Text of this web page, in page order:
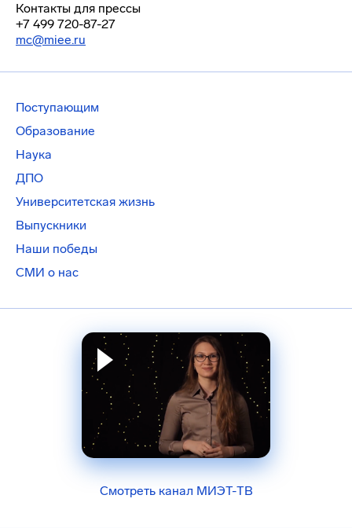
Контакты для прессы
+7 499 720-87-27
mc@miee.ru
Поступающим
Образование
Наука
ДПО
Университетская жизнь
Выпускники
Наши победы
СМИ о нас
Смотреть канал МИЭТ-ТВ